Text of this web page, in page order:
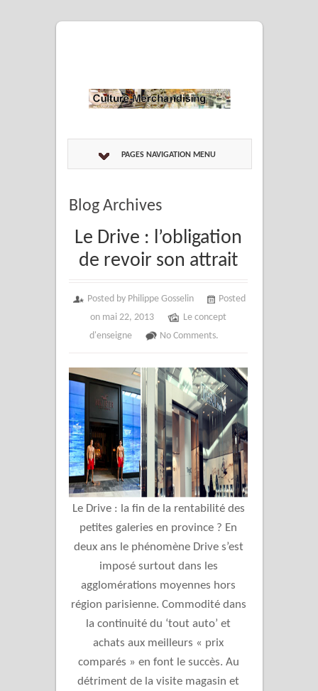
PAGES NAVIGATION MENU
Blog Archives
Le Drive : l’obligation
de revoir son attrait
Posted by Philippe Gosselin
Posted
on mai 22, 2013
Le concept
d'enseigne
No Comments.
Le Drive : la fin de la rentabilité des
petites galeries en province ? En
deux ans le phénomène Drive s’est
imposé surtout dans les
agglomérations moyennes hors
région parisienne. Commodité dans
la continuité du ‘tout auto’ et
achats aux meilleurs « prix
comparés » en font le succès. Au
détriment de la visite magasin et